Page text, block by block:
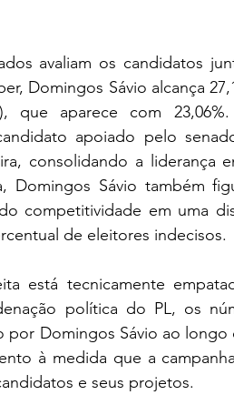
avaliam os candidatos
Domingos Sávio alcança
que aparece com
apoiado pelo
consolidando a liderança
Domingos Sávio também
competitividade em uma
de eleitores indecisos.
está tecnicamente
política do PL, os
por Domingos Sávio ao
à medida que a
e seus projetos.